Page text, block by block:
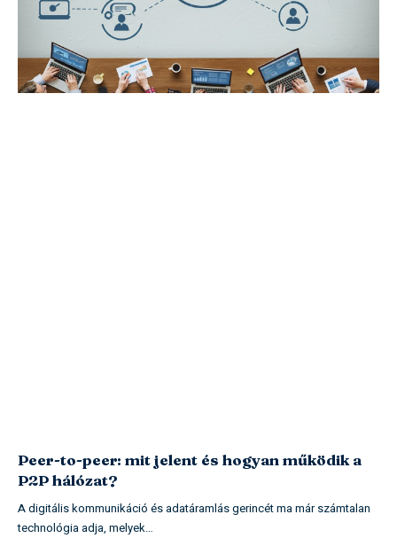
Peer-to-peer: mit jelent és hogyan működik a
P2P hálózat?
A digitális kommunikáció és adatáramlás gerincét ma már számtalan
technológia adja, melyek…